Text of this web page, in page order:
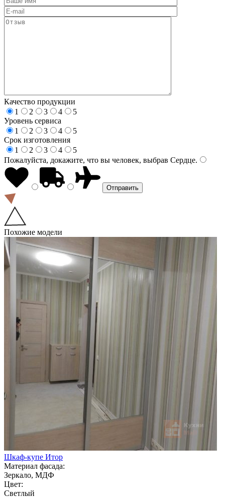
Качество продукции
1
2 3 4
5
Уровень сервиса
1
2 3 4
5
Срок изготовления
1
2 3 4
5
Пожалуйста, докажите, что вы человек, выбрав Сердце.
Похожие модели
Шкаф-купе Итор
Материал фасада:
Зеркало, МДФ
Цвет:
Светлый